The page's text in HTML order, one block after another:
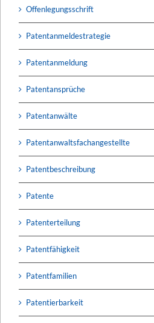
Offenlegungsschrift
Patentanmeldestrategie
Patentanmeldung
Patentansprüche
Patentanwälte
Patentanwaltsfachangestellte
Patentbeschreibung
Patente
Patenterteilung
Patentfähigkeit
Patentfamilien
Patentierbarkeit